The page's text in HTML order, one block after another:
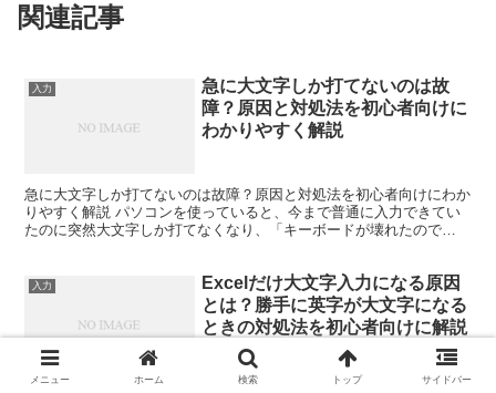
関連記事
入力
急に大文字しか打てないのは故
障？原因と対処法を初心者向けに
わかりやすく解説
急に大文字しか打てないのは故障？原因と対処法を初心者向けにわか
りやすく解説 パソコンを使っていると、今まで普通に入力できてい
たのに突然大文字しか打てなくなり、「キーボードが壊れたので
入力
Excelだけ大文字入力になる原因
とは？勝手に英字が大文字になる
ときの対処法を初心者向けに解説
メニュー ホーム 検索 トップ サイドバー